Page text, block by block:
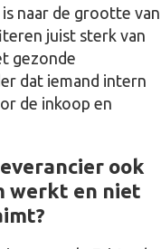
naar de grootte van
juist sterk van
gezonde
dat iemand intern
de inkoop en
ook
werkt en niet